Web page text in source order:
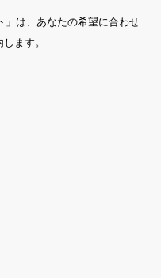
」は、あなたの希望に合わせ
ます。